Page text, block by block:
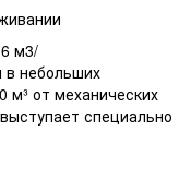
м3/
в небольших
м³ от механических
специально